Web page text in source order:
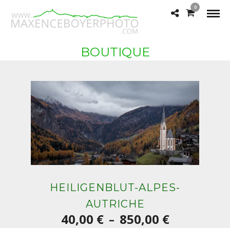
0
BOUTIQUE
HEILIGENBLUT-ALPES-
AUTRICHE
40,00 € – 850,00 €Plage